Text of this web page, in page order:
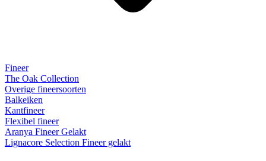
Fineer
The Oak Collection
Overige fineersoorten
Balkeiken
Kantfineer
Flexibel fineer
Aranya Fineer Gelakt
Lignacore Selection Fineer gelakt